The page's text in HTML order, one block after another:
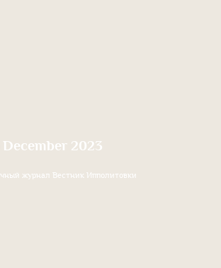
December 2023
журнал Вестник Ипполитовки